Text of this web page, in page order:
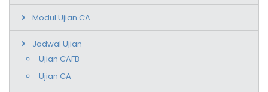
Modul Ujian CA
Jadwal Ujian
Ujian CAFB
Ujian CA